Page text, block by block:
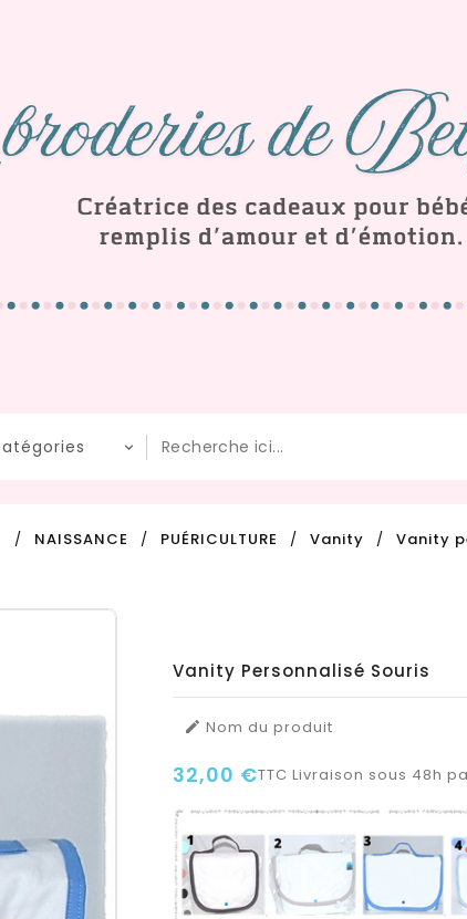
NAISSANCE PUÉRICULTURE Vanity Vanity
Vanity Personnalisé Souris
 Nom du produit
32,00 €TTC Livraison sous 48h